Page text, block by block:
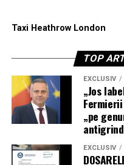
Taxi Heathrow London
TOP
EXCLUSIV
„Jos
„pe
EXCLUSIV